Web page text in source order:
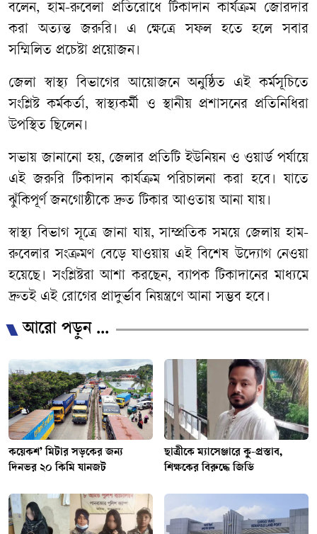
বলেন, হাম-রুবেলা প্রতিরোধে টিকাদান কার্যক্রম জোরদার
করা অত্যন্ত জরুরি। এ ক্ষেত্রে সফল হতে হলে সবার
সম্মিলিত প্রচেষ্টা প্রয়োজন।
জেলা স্বাস্থ্য বিভাগের আয়োজনে অনুষ্ঠিত এই কর্মসূচিতে
সংশ্লিষ্ট কর্মকর্তা, স্বাস্থ্যকর্মী ও স্থানীয় প্রশাসনের প্রতিনিধিরা
উপস্থিত ছিলেন।
সভায় জানানো হয়, জেলার প্রতিটি ইউনিয়ন ও ওয়ার্ড পর্যায়ে
এই জরুরি টিকাদান কার্যক্রম পরিচালনা করা হবে। যাতে
ঝুঁকিপূর্ণ জনগোষ্ঠীকে দ্রুত টিকার আওতায় আনা যায়।
স্বাস্থ্য বিভাগ সূত্রে জানা যায়, সাম্প্রতিক সময়ে জেলায় হাম-
রুবেলার সংক্রমণ বেড়ে যাওয়ায় এই বিশেষ উদ্যোগ নেওয়া
হয়েছে। সংশ্লিষ্টরা আশা করছেন, ব্যাপক টিকাদানের মাধ্যমে
দ্রুতই এই রোগের প্রাদুর্ভাব নিয়ন্ত্রণে আনা সম্ভব হবে।
আরো পড়ুন ...
কয়েকশ’ মিটার সড়কের জন্য
দিনভর ২০ কিমি যানজট
ছাত্রীকে ম্যাসেঞ্জারে কু-প্রস্তাব,
শিক্ষকের বিরুদ্ধে জিডি